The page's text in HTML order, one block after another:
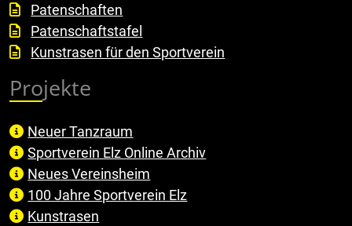
Patenschaften
Patenschaftstafel
Kunstrasen für den Sportverein
Projekte
Neuer Tanzraum
Sportverein Elz Online Archiv
Neues Vereinsheim
100 Jahre Sportverein Elz
Kunstrasen